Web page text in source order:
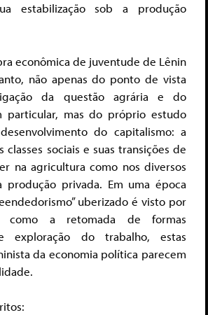
estabilização sob a produção
econômica de juventude de Lênin
não apenas do ponto de vista
da questão agrária e do
particular, mas do próprio estudo
do capitalismo: a
classes sociais e suas transições de
na agricultura como nos diversos
produção privada. Em uma época
uberizado é visto por
como a retomada de formas
exploração do trabalho, estas
da economia política parecem